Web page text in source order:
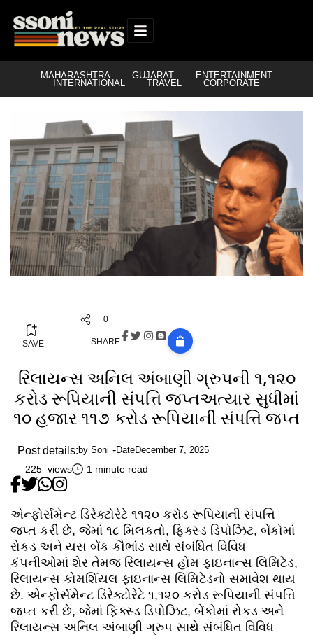
MAHARASHTRA GUJARAT ENTERTAINMENT
INTERNATIONAL TRAVEL CORPORATE
SAVE
0
SHARE
રિલાયન્સ અનિલ અંબાણી ગ્રુપની ૧,૧૨૦
કરોડ રૂપિયાની સંપત્તિ જપ્તઅત્યાર સુધીમાં
૧૦ હજાર ૧૧૭ કરોડ રૂપિયાની સંપત્તિ જપ્ત
Post details: by Soni DateDecember 7, 2025
225 views 1 minute read
એન્ફોર્સમેન્ટ ડિરેક્ટોરેટે ૧૧૨૦ કરોડ રૂપિયાની સંપત્તિ
જપ્ત કરી છે, જેમાં ૧૮ મિલકતો, ફિક્સ્ડ ડિપોઝિટ, બેંકોમાં
રોકડ અને યસ બેંક કૌભાંડ સાથે સંબંધિત વિવિધ
કંપનીઓમાં શેર તેમજ રિલાયન્સ હોમ ફાઇનાન્સ લિમિટેડ,
રિલાયન્સ કોમર્શિયલ ફાઇનાન્સ લિમિટેડનો સમાવેશ થાય
છે. એન્ફોર્સમેન્ટ ડિરેક્ટોરેટે ૧,૧૨૦ કરોડ રૂપિયાની સંપત્તિ
જપ્ત કરી છે, જેમાં ફિક્સ્ડ ડિપોઝિટ, બેંકોમાં રોકડ અને
રિલાયન્સ અનિલ અંબાણી ગ્રુપ સાથે સંબંધિત વિવિધ